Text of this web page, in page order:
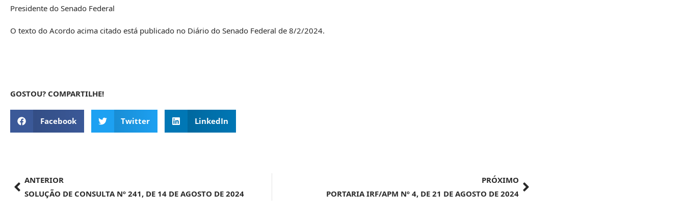
Presidente do Senado Federal
O texto do Acordo acima citado está publicado no Diário do Senado Federal de 8/2/2024.
GOSTOU? COMPARTILHE!
Facebook Twitter LinkedIn
ANTERIOR
SOLUÇÃO DE CONSULTA Nº 241, DE 14 DE AGOSTO DE 2024
PRÓXIMO
PORTARIA IRF/APM Nº 4, DE 21 DE AGOSTO DE 2024